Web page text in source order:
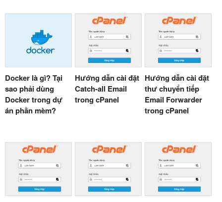
Docker là gì? Tại
sao phải dùng
Docker trong dự
án phần mèm?
Hướng dẫn cài đặt
Catch-all Email
trong cPanel
Hướng dẫn cài đặt
thư chuyển tiếp
Email Forwarder
trong cPanel